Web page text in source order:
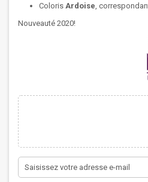
Coloris Ardoise,
Nouveauté 2020!